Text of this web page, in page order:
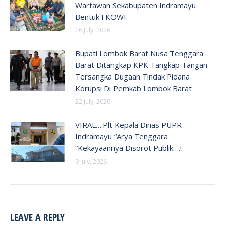
Wartawan Sekabupaten Indramayu
Bentuk FKOWI
26 July, 2026
Bupati Lombok Barat Nusa Tenggara
Barat Ditangkap KPK Tangkap Tangan
Tersangka Dugaan Tindak Pidana
Korupsi Di Pemkab Lombok Barat
22 July, 2026
VIRAL….Plt Kepala Dinas PUPR
Indramayu “Arya Tenggara
“Kekayaannya Disorot Publik….!
9 July, 2026
LEAVE A REPLY